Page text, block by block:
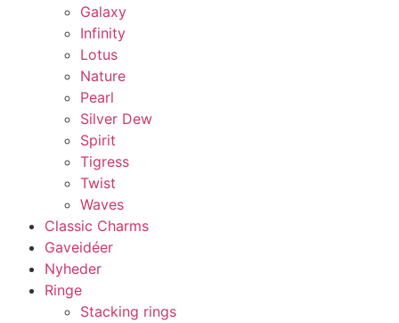
Galaxy
Infinity
Lotus
Nature
Pearl
Silver Dew
Spirit
Tigress
Twist
Waves
Classic Charms
Gaveidéer
Nyheder
Ringe
Stacking rings